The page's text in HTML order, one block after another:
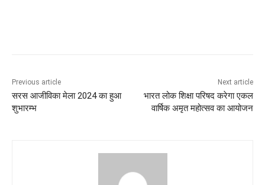
Previous article
सरस आजीविका मेला 2024 का हुआ
शुभारम्भ
Next article
भारत लोक शिक्षा परिषद करेगा एकल
वार्षिक अमृत महोत्सव का आयोजन